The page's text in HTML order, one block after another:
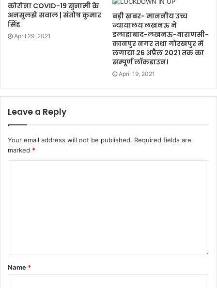
कोरोना COVID-19 सुनामी के
अनसुलझे सवाल | संतोष कुमार
सिंह
April 29, 2021
बड़ी ख़बर- माननीय उच्च
न्यायालय लखनऊ ने
इलाहाबाद-लखनऊ-वाराणसी-
कानपुर नगर तथा गोरखपुर में
लगाया 26 अप्रैल 2021 तक का
सम्पूर्ण लॉकडाउन।
April 19, 2021
Leave a Reply
Your email address will not be published. Required fields are
marked *
Name *